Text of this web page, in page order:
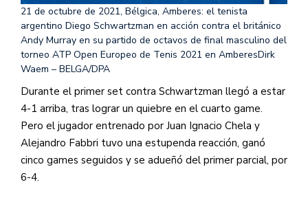
21 de octubre de 2021, Bélgica, Amberes: el tenista
argentino Diego Schwartzman en acción contra el británico
Andy Murray en su partido de octavos de final masculino del
torneo ATP Open Europeo de Tenis 2021 en AmberesDirk
Waem – BELGA/DPA
Durante el primer set contra Schwartzman llegó a estar
4-1 arriba, tras lograr un quiebre en el cuarto game.
Pero el jugador entrenado por Juan Ignacio Chela y
Alejandro Fabbri tuvo una estupenda reacción, ganó
cinco games seguidos y se adueñó del primer parcial, por
6-4.